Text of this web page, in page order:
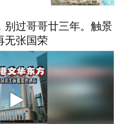
别过哥哥廿三年。触景
无张国荣